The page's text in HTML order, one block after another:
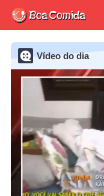
Vídeo do dia